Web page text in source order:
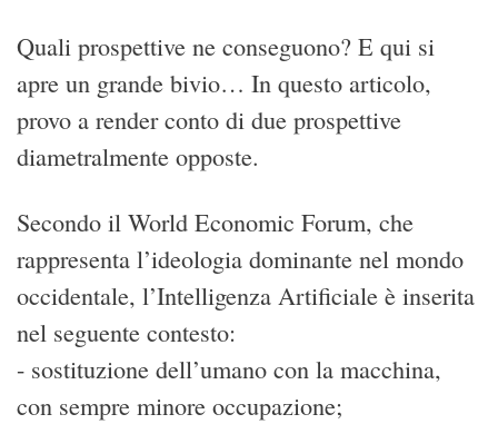
Quali prospettive ne conseguono? E qui si
apre un grande bivio… In questo articolo,
provo a render conto di due prospettive
diametralmente opposte.
Secondo il World Economic Forum, che
rappresenta l’ideologia dominante nel mondo
occidentale, l’Intelligenza Artificiale è inserita
nel seguente contesto:
- sostituzione dell’umano con la macchina,
con sempre minore occupazione;